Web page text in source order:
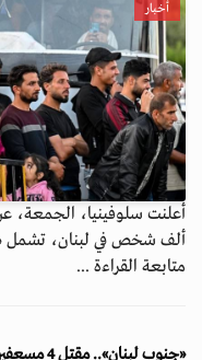
أخبار
ألف شخص في لبنان، تشمل
متابعة القراءة ...
«جنوب لبنان».. مقتل 4 مسعفين في غارة إسرائيلية قرب مستشفى مرجعيون